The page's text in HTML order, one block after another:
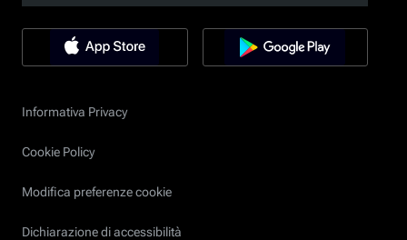
Informativa Privacy
Cookie Policy
Modifica preferenze cookie
Dichiarazione di accessibilità